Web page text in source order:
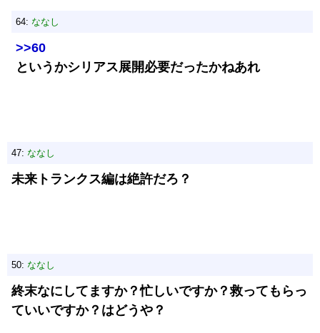
64: ななし
>>60
というかシリアス展開必要だったかねあれ
47: ななし
未来トランクス編は絶許だろ？
50: ななし
終末なにしてますか？忙しいですか？救ってもらっ
ていいですか？はどうや？